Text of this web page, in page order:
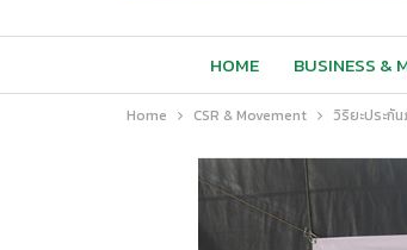
HOME BUSINESS &
Home CSR & Movement วิริยะประกั